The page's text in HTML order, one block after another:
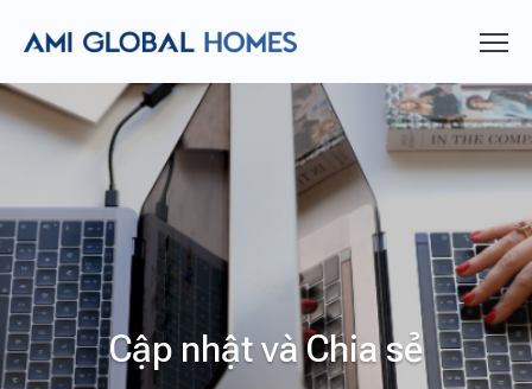
Cập nhật và Chia sẻ